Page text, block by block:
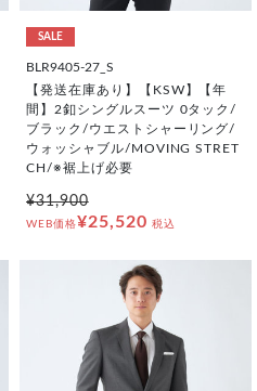
SALE
BLR9405-27_S
【発送在庫あり】【KSW】【年
間】2釦シングルスーツ 0タック/
ブラック/ウエストシャーリング/
ウォッシャブル/MOVING STRET
CH/※裾上げ必要
¥31,900
WEB価格¥25,520 税込